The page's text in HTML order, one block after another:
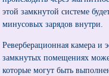
этой замкнутой системе
минусовых зарядов внутри.
Реверберационная камера и
замкнутых помещениях
которые могут быть